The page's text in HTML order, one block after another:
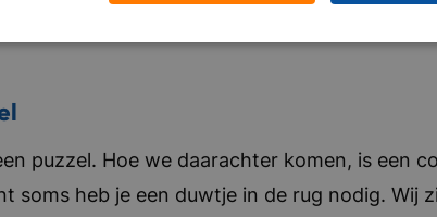
puzzel. Hoe we daarachter komen, is een
soms heb je een duwtje in de rug nodig. Wij